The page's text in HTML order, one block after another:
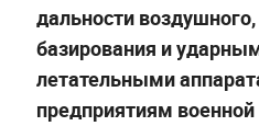
дальности
базирования и
летательными
предприятиям